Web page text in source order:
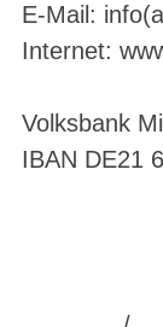
E-Mail:
Internet:
Volksbank
IBAN DE21